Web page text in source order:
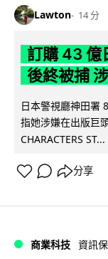
Lawton 14 分
訂購 43 億
後終被捕
日本警視廳神田署
指她涉嫌在出版巨
CHARACTERS ST...
分享
商業科技 資訊